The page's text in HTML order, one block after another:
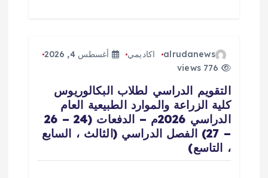
alrudanews اكاديمي
أغسطس 4, 2026
التقويم الدراسي لطلاب البكالوريوس
كلية الزراعة والموارد الطبيعية العام
الدراسي 2026م – الدفعات (24 – 26
– 27) الفصل الدراسي (الثالث ، السابع
، التاسع)